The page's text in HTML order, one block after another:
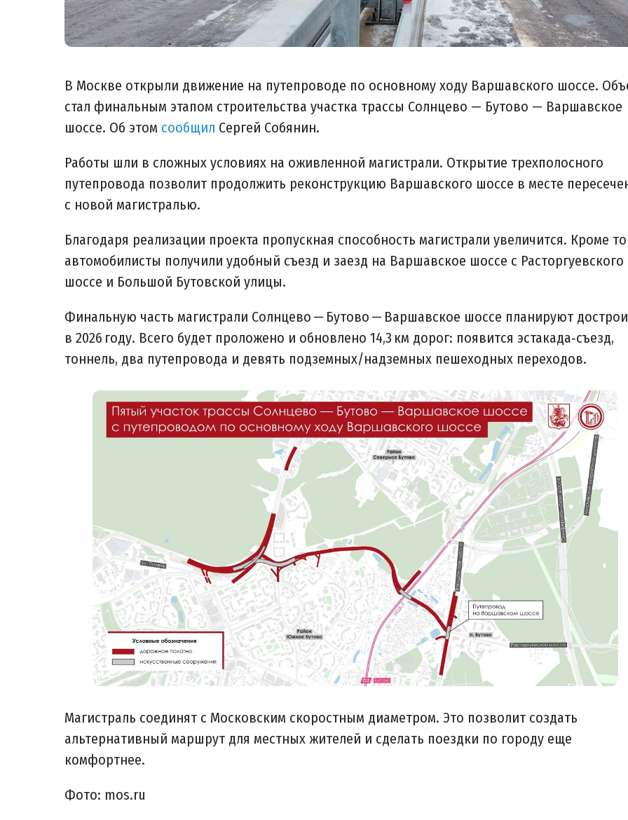
В Москве открыли движение на путепроводе по основному ходу Варшавского шоссе.
стал финальным этапом строительства участка трассы Солнцево — Бутово — Варшавское
шоссе. Об этом сообщил Сергей Собянин.
Работы шли в сложных условиях на оживленной магистрали. Открытие трехполосного
путепровода позволит продолжить реконструкцию Варшавского шоссе в месте
с новой магистралью.
Благодаря реализации проекта пропускная способность магистрали увеличится. Кроме
автомобилисты получили удобный съезд и заезд на Варшавское шоссе с Расторгуевского
шоссе и Большой Бутовской улицы.
Финальную часть магистрали Солнцево — Бутово — Варшавское шоссе планируют
в 2026 году. Всего будет проложено и обновлено 14,3 км дорог: появится эстакада‑съезд,
тоннель, два путепровода и девять подземных/надземных пешеходных переходов.
Магистраль соединят с Московским скоростным диаметром. Это позволит создать
альтернативный маршрут для местных жителей и сделать поездки по городу еще
комфортнее.
Фото: mos.ru